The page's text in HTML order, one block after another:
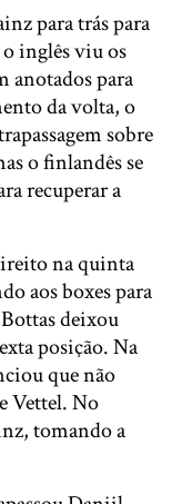
para trás para
inglês viu os
anotados para
da volta, o
sobre
o finlandês se
recuperar a
na quinta
aos boxes para
deixou
posição. Na
que não
Vettel. No
tomando a